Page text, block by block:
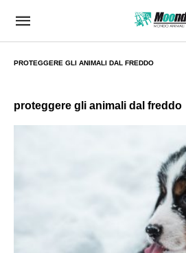
PROTEGGERE GLI ANIMALI DAL FREDDO
proteggere gli animali dal freddo